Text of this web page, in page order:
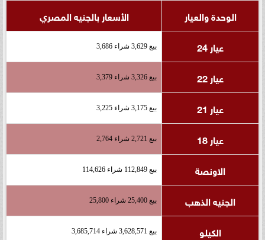
الوحدة والعيار
الأسعار بالجنيه المصري
عيار 24
بيع 3,629 شراء 3,686
عيار 22 بيع 3,326 شراء 3,379
عيار 21 بيع 3,175 شراء 3,225
عيار 18 بيع 2,721 شراء 2,764
الاونصة بيع 112,849 شراء 114,626
الجنيه الذهب بيع 25,400 شراء 25,800
الكيلو بيع 3,628,571 شراء 3,685,714